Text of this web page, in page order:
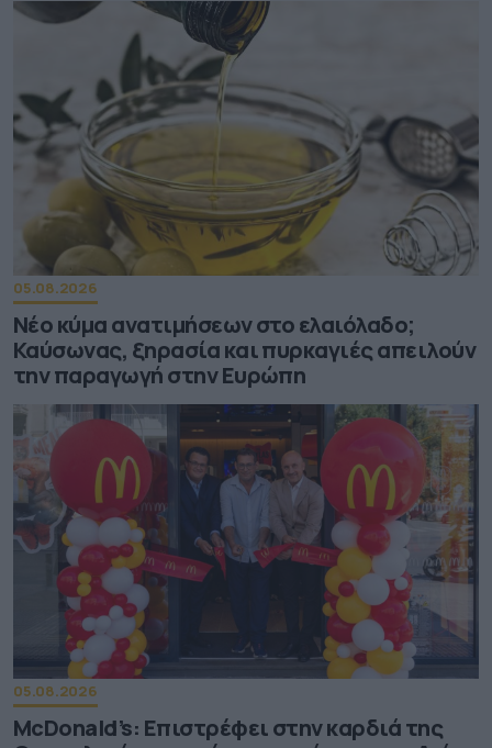
05.08.2026
Νέο κύμα ανατιμήσεων στο ελαιόλαδο;
Καύσωνας, ξηρασία και πυρκαγιές απειλούν
την παραγωγή στην Ευρώπη
05.08.2026
McDonald’s: Επιστρέφει στην καρδιά της